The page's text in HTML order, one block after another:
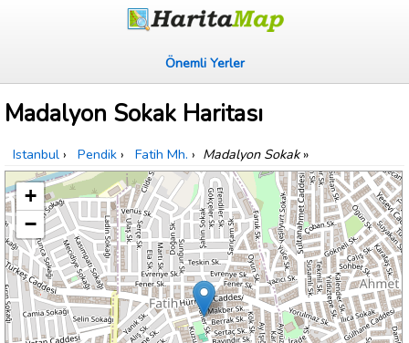
Önemli Yerler
Madalyon Sokak Haritası
Istanbul › Pendik › Fatih Mh. › Madalyon Sokak»
+
−